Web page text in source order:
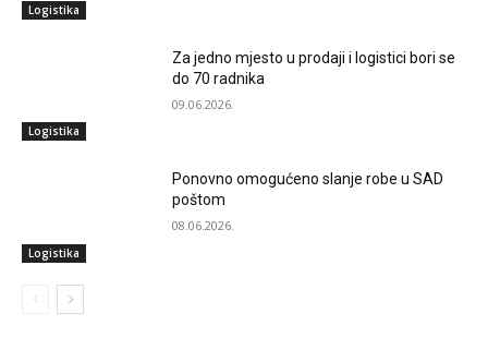
Logistika
Logistika
Za jedno mjesto u prodaji i logistici bori se
do 70 radnika
09.06.2026.
Logistika
Ponovno omogućeno slanje robe u SAD
poštom
08.06.2026.